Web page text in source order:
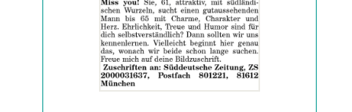
der
Anzeige
2061864
anzeigen
|
Info: